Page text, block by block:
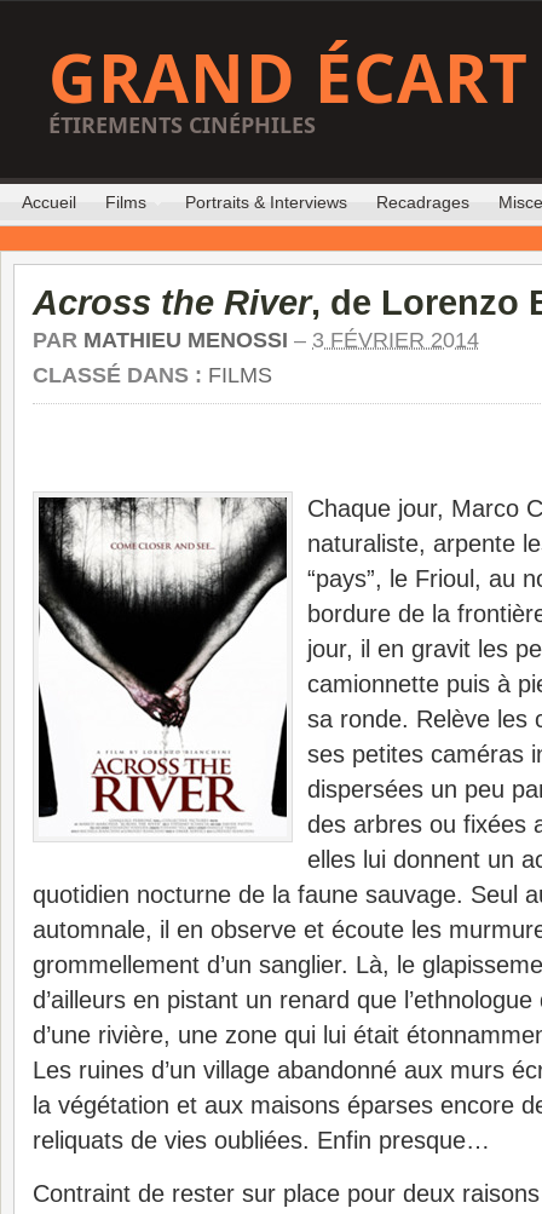
GRAND ÉCART
ÉTIREMENTS CINÉPHILES
Accueil Films Portraits & Interviews Recadrages
Across the River, de Lorenzo
PAR MATHIEU MENOSSI – 3 FÉVRIER 2014
CLASSÉ DANS : FILMS
Chaque jour, Marco
naturaliste, arpente
“pays”, le Frioul, au
bordure de la
jour, il en gravit les
camionnette puis à
sa ronde. Relève les
ses petites caméras
dispersées un peu
des arbres ou fixées
elles lui donnent un
quotidien nocturne de la faune sauvage. Seul
automnale, il en observe et écoute les
grommellement d’un sanglier. Là, le
d’ailleurs en pistant un renard que
d’une rivière, une zone qui lui était
Les ruines d’un village abandonné aux murs
la végétation et aux maisons éparses encore
reliquats de vies oubliées. Enfin presque…
Contraint de rester sur place pour deux